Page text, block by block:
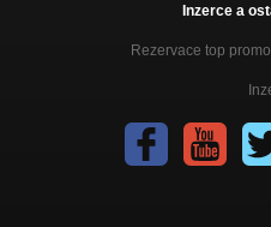
Inzerce a
Rezervace top